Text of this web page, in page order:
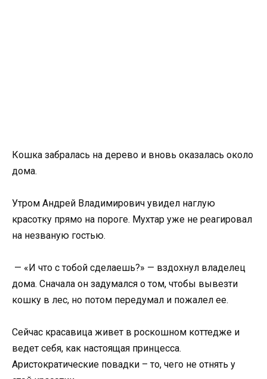
Кошка забралась на дерево и вновь оказалась около
дома.
Утром Андрей Владимирович увидел наглую
красотку прямо на пороге. Мухтар уже не реагировал
на незваную гостью.
— «И что с тобой сделаешь?» — вздохнул владелец
дома. Сначала он задумался о том, чтобы вывезти
кошку в лес, но потом передумал и пожалел ее.
Сейчас красавица живет в роскошном коттедже и
ведет себя, как настоящая принцесса.
Аристократические повадки – то, чего не отнять у